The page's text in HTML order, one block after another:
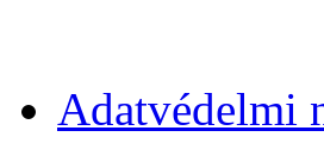
Adatvédelmi